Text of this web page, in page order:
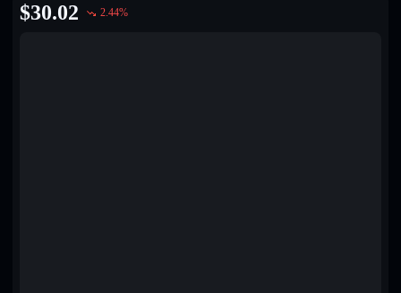
$30.02 2.44%